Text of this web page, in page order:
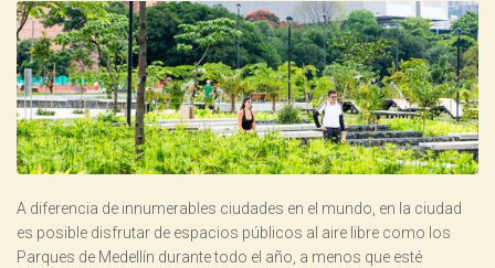
A diferencia de innumerables ciudades en el mundo, en la ciudad
es posible disfrutar de espacios públicos al aire libre como los
Parques de Medellín durante todo el año, a menos que esté